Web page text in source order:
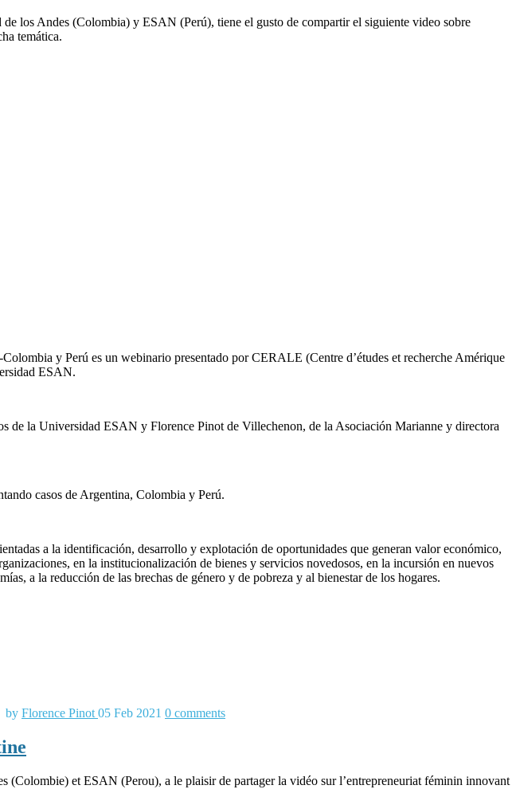
los Andes (Colombia) y ESAN (Perú), tiene el gusto de compartir el siguiente video sobre
temática.
y Perú es un webinario presentado por CERALE (Centre d’études et recherche Amérique
ESAN.
de la Universidad ESAN y Florence Pinot de Villechenon, de la Asociación Marianne y directora
casos de Argentina, Colombia y Perú.
a la identificación, desarrollo y explotación de oportunidades que generan valor económico,
en la institucionalización de bienes y servicios novedosos, en la incursión en nuevos
a la reducción de las brechas de género y de pobreza y al bienestar de los hogares.
by Florence Pinot 05 Feb 2021 0 comments
et ESAN (Perou), a le plaisir de partager la vidéo sur l’entrepreneuriat féminin innovant